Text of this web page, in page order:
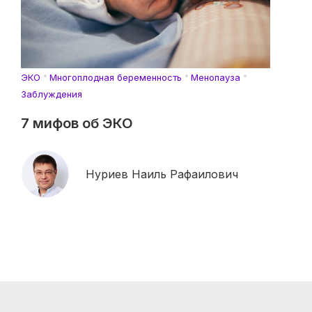
ЭКО Многоплодная беременность
Менопауза
Заблуждения
7 мифов об ЭКО
Нуриев Наиль Рафаилович